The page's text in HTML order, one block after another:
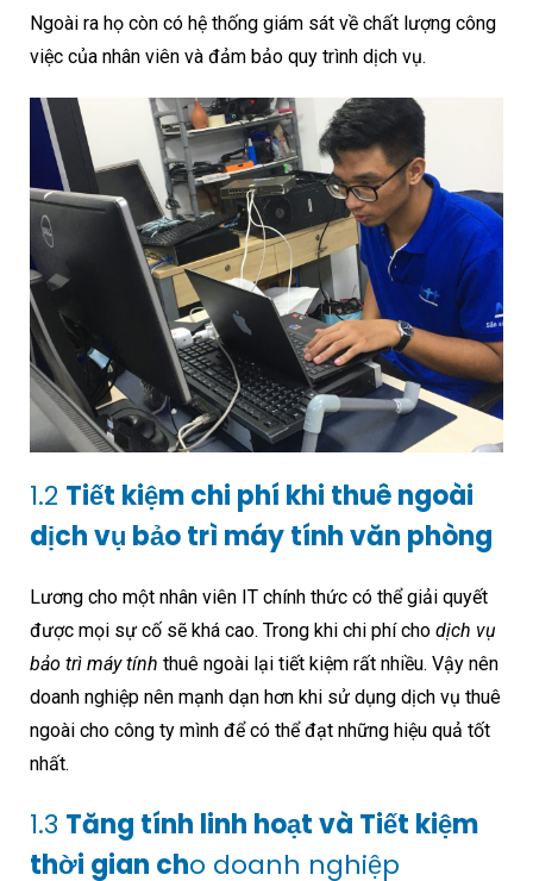
Ngoài ra họ còn có hệ thống giám sát về chất lượng công
việc của nhân viên và đảm bảo quy trình dịch vụ.
1.2 Tiết kiệm chi phí khi thuê ngoài
dịch vụ bảo trì máy tính văn phòng
Lương cho một nhân viên IT chính thức có thể giải quyết
được mọi sự cố sẽ khá cao. Trong khi chi phí cho dịch vụ
bảo trì máy tính thuê ngoài lại tiết kiệm rất nhiều. Vậy nên
doanh nghiệp nên mạnh dạn hơn khi sử dụng dịch vụ thuê
ngoài cho công ty mình để có thể đạt những hiệu quả tốt
nhất.
1.3 Tăng tính linh hoạt và Tiết kiệm
thời gian cho doanh nghiệp